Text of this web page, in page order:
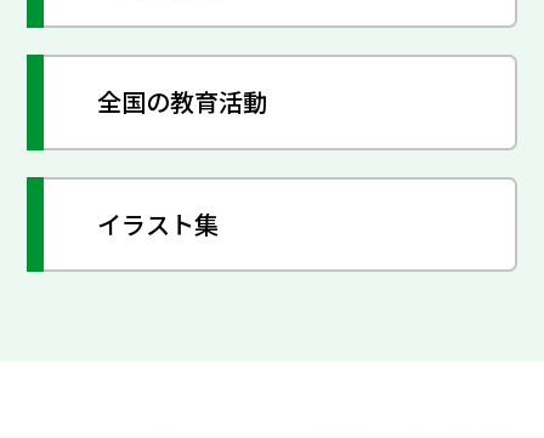
全国の教育活動
イラスト集